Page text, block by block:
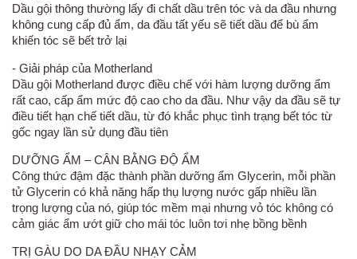
Dầu gội thông thường lấy đi chất dầu trên tóc và da đầu nhưng
không cung cấp đủ ẩm, da đầu tất yếu sẽ tiết dầu để bù ẩm
khiến tóc sẽ bết trở lại
- Giải pháp của Motherland
Dầu gội Motherland được điều chế với hàm lượng dưỡng ẩm
rất cao, cấp ẩm mức độ cao cho da đầu. Như vậy da đầu sẽ tự
điều tiết hạn chế tiết dầu, từ đó khắc phục tình trạng bết tóc từ
gốc ngay lần sử dụng đầu tiên
DƯỠNG ẨM – CÂN BẰNG ĐỘ ẨM
Công thức đậm đặc thành phần dưỡng ẩm Glycerin, mỗi phần
tử Glycerin có khả năng hấp thụ lượng nước gấp nhiều lần
trọng lượng của nó, giúp tóc mềm mại nhưng vỏ tóc không có
cảm giác ẩm ướt giữ cho mái tóc luôn tơi nhẹ bồng bềnh
TRỊ GÀU DO DA ĐẦU NHẠY CẢM